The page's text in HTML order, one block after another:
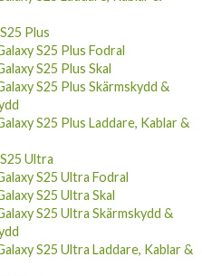
Plus
S25 Plus Fodral
S25 Plus Skal
S25 Plus Skärmskydd &
S25 Plus Laddare, Kablar &
Ultra
S25 Ultra Fodral
S25 Ultra Skal
S25 Ultra Skärmskydd &
S25 Ultra Laddare, Kablar &